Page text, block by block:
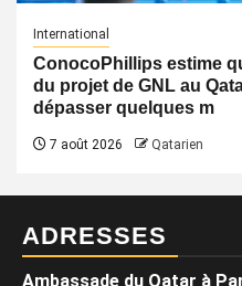
International
ConocoPhillips estime
du projet de GNL au
dépasser quelques m
7 août 2026 Qatarien
ADRESSES
Ambassade du Qatar à